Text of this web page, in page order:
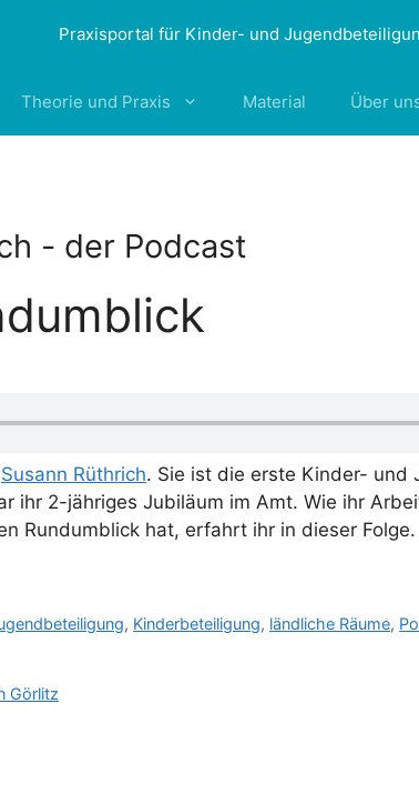
Praxisportal für Kinder- und
Theorie und Praxis Material Über
- der Podcast
Susann Rüthrich. Sie ist die erste Kinder- und
ihr 2-jähriges Jubiläum im Amt. Wie ihr
Rundumblick hat, erfahrt ihr in dieser Folge.
, Kinderbeteiligung, ländliche Räume,
Görlitz